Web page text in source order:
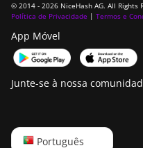
© 2014 - 2026 NiceHash AG. All Rights
Política de Privacidade | Termos e
App Móvel
Junte-se à nossa
Português
English